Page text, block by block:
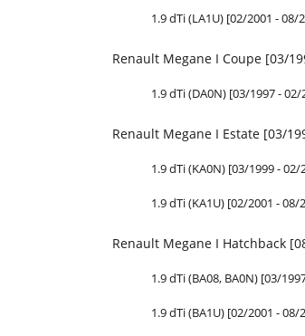
1.9 dTi (LA1U) [02/2001 - 08/
Renault Megane I Coupe [03/
1.9 dTi (DA0N) [03/1997 -
Renault Megane I Estate [03/
1.9 dTi (KA0N) [03/1999 - 02/
1.9 dTi (KA1U) [02/2001 - 08/
Renault Megane I Hatchback
1.9 dTi (BA08, BA0N) [03/
1.9 dTi (BA1U) [02/2001 - 08/